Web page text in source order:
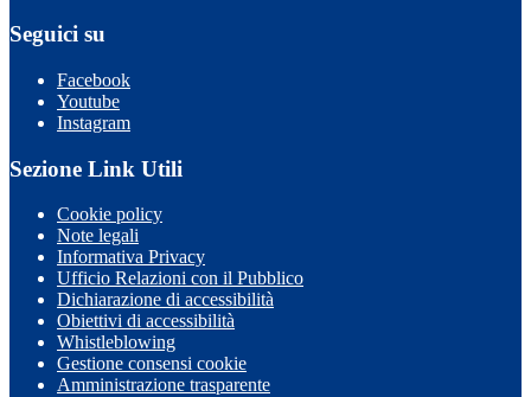
Seguici su
Facebook
Youtube
Instagram
Sezione Link Utili
Cookie policy
Note legali
Informativa Privacy
Ufficio Relazioni con il Pubblico
Dichiarazione di accessibilità
Obiettivi di accessibilità
Whistleblowing
Gestione consensi cookie
Amministrazione trasparente